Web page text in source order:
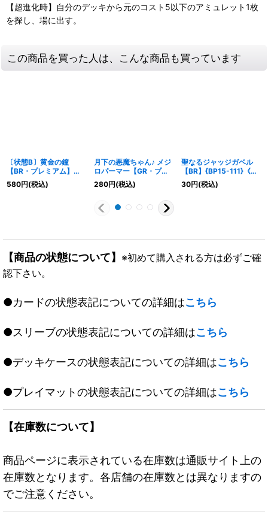
【超進化時】自分のデッキから元のコスト5以下のアミュレット1枚
を探し、場に出す。
この商品を買った人は、こんな商品も買っています
〔状態B〕黄金の鐘
【BR・プレミアム】
{BP18-P48}《ビショッ
プ》
580円(税込)
月下の悪魔ちゃん♪ メジ
ロパーマー【GR・プレ
ミアム】{ECP01-P29}
《ビショップ》
280円(税込)
聖なるジャッジガベル
【BR】{BP15-111}《ビ
ショップ》
30円(税込)
【商品の状態について】 ※初めて購入される方は必ずご確
認下さい。
●カードの状態表記についての詳細はこちら
●スリーブの状態表記についての詳細はこちら
●デッキケースの状態表記についての詳細はこちら
●プレイマットの状態表記についての詳細はこちら
【在庫数について】
商品ページに表示されている在庫数は通販サイト上の
在庫数となります。各店舗の在庫数とは異なりますの
でご注意ください。